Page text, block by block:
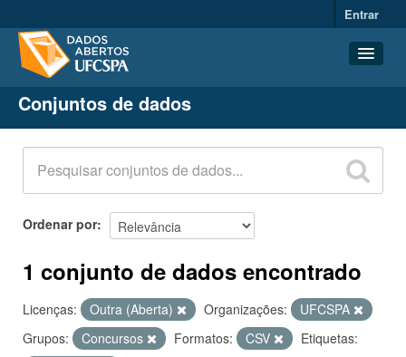
Entrar
Conjuntos de dados
Organizações
Grupos
Sobre
Conjuntos de dados
Ordenar por
1 conjunto de dados encontrado
Licenças: Outra (Aberta) Organizações:
UFCSPA
Grupos:
Concursos Formatos: CSV
Etiquetas: